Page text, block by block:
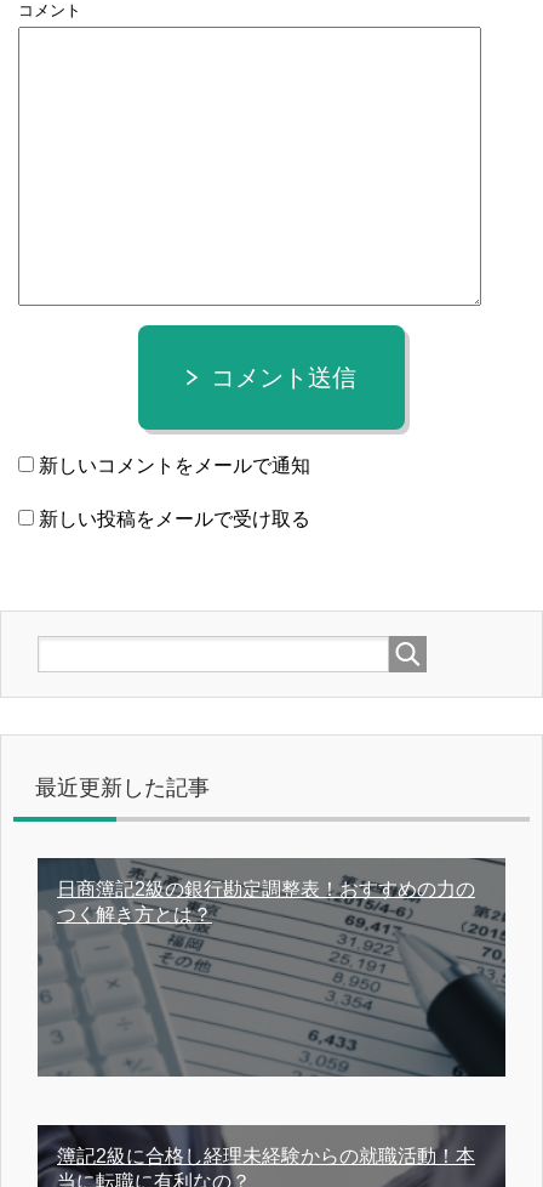
コメント
コメント送信
新しいコメントをメールで通知
新しい投稿をメールで受け取る
最近更新した記事
日商簿記2級の銀行勘定調整表！おすすめの力の
つく解き方とは？
簿記2級に合格し経理未経験からの就職活動！本
当に転職に有利なの？